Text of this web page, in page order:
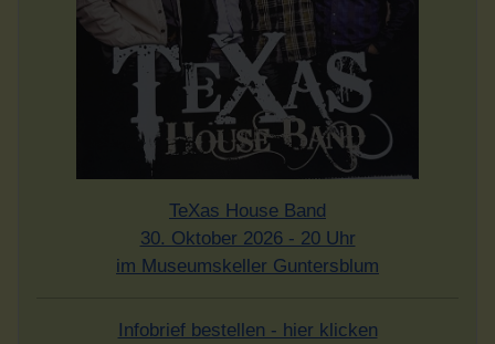
TeXas House Band
30. Oktober 2026 - 20 Uhr
im Museumskeller Guntersblum
Infobrief bestellen - hier klicken